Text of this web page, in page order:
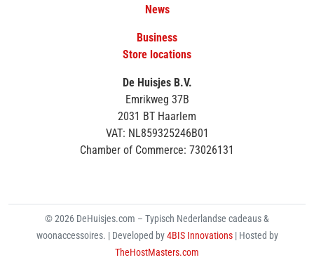
News
Business
Store locations
De Huisjes B.V.
Emrikweg 37B
2031 BT Haarlem
VAT: NL859325246B01
Chamber of Commerce: 73026131
© 2026 DeHuisjes.com – Typisch Nederlandse cadeaus &
woonaccessoires. | Developed by4BIS Innovations | Hosted by
TheHostMasters.com